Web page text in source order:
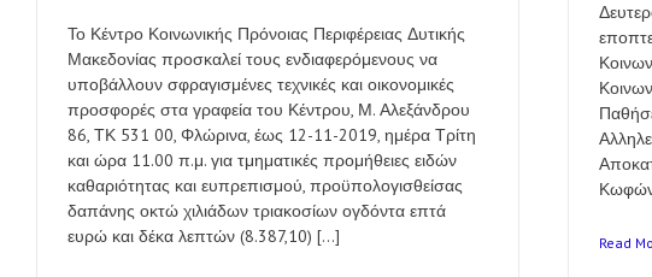
Κωφών
Read
Το Κέντρο Κοινωνικής Πρόνοιας Περιφέρειας Δυτικής
Μακεδονίας προσκαλεί τους ενδιαφερόμενους να
υποβάλλουν σφραγισμένες τεχνικές και οικονομικές
προσφορές στα γραφεία του Κέντρου, Μ. Αλεξάνδρου
86, ΤΚ 531 00, Φλώρινα, έως 12-11-2019, ημέρα Τρίτη
και ώρα 11.00 π.μ. για τμηματικές προμήθειες ειδών
καθαριότητας και ευπρεπισμού, προϋπολογισθείσας
δαπάνης οκτώ χιλιάδων τριακοσίων ογδόντα επτά
ευρώ και δέκα λεπτών (8.387,10) [...]